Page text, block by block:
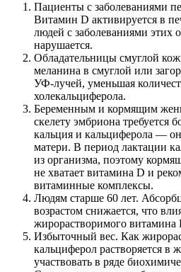
Пациенты с заболеваниями
Витамин D активируется в
людей с заболеваниями этих
нарушается.
Обладательницы смуглой
меланина в смуглой или
УФ-лучей, уменьшая
холекальциферола.
Беременным и кормящим
скелету эмбриона требуется
кальция и кальциферола —
матери. В период лактации
из организма, поэтому
не хватает витамина D и
витаминные комплексы.
Людям старше 60 лет.
возрастом снижается, что
жирорастворимого витамина
Избыточный вес. Как
кальциферол растворяется в
участвовать в ряде